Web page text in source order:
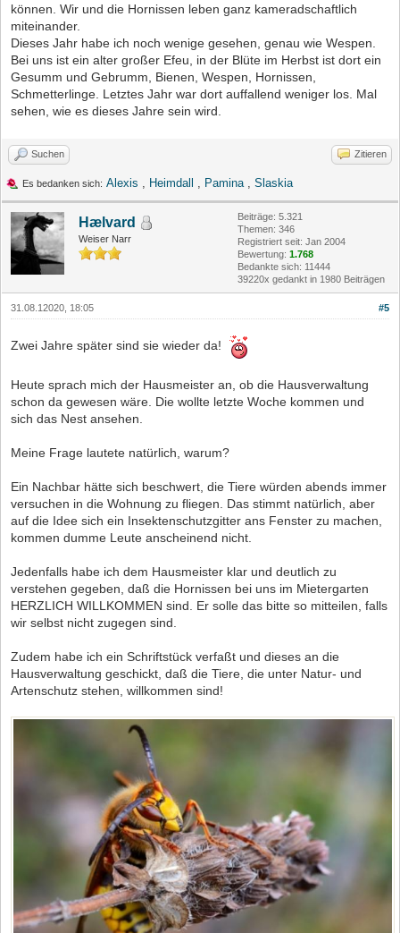
können. Wir und die Hornissen leben ganz kameradschaftlich
miteinander.
Dieses Jahr habe ich noch wenige gesehen, genau wie Wespen.
Bei uns ist ein alter großer Efeu, in der Blüte im Herbst ist dort ein
Gesumm und Gebrumm, Bienen, Wespen, Hornissen,
Schmetterlinge. Letztes Jahr war dort auffallend weniger los. Mal
sehen, wie es dieses Jahre sein wird.
Suchen Zitieren
Es bedanken sich: Alexis , Heimdall , Pamina, Slaskia
Hælvard
Weiser Narr
Beiträge: 5.321
Themen: 346
Registriert seit: Jan 2004
Bewertung: 1.768
Bedankte sich: 11444
39220x gedankt in 1980 Beiträgen
#5
31.08.12020, 18:05
Zwei Jahre später sind sie wieder da!
Heute sprach mich der Hausmeister an, ob die Hausverwaltung
schon da gewesen wäre. Die wollte letzte Woche kommen und
sich das Nest ansehen.
Meine Frage lautete natürlich, warum?
Ein Nachbar hätte sich beschwert, die Tiere würden abends immer
versuchen in die Wohnung zu fliegen. Das stimmt natürlich, aber
auf die Idee sich ein Insektenschutzgitter ans Fenster zu machen,
kommen dumme Leute anscheinend nicht.
Jedenfalls habe ich dem Hausmeister klar und deutlich zu
verstehen gegeben, daß die Hornissen bei uns im Mietergarten
HERZLICH WILLKOMMEN sind. Er solle das bitte so mitteilen, falls
wir selbst nicht zugegen sind.
Zudem habe ich ein Schriftstück verfaßt und dieses an die
Hausverwaltung geschickt, daß die Tiere, die unter Natur- und
Artenschutz stehen, willkommen sind!